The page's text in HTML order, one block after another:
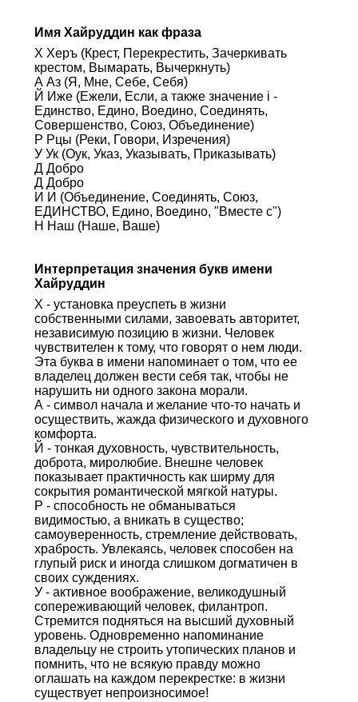
Имя Хайруддин как фраза
Х Херъ (Крест, Перекрестить, Зачеркивать
крестом, Вымарать, Вычеркнуть)
А Аз (Я, Мне, Себе, Себя)
Й Иже (Ежели, Если, а также значение i -
Единство, Едино, Воедино, Соединять,
Совершенство, Союз, Объединение)
Р Рцы (Реки, Говори, Изречения)
У Ук (Оук, Указ, Указывать, Приказывать)
Д Добро
Д Добро
И И (Объединение, Соединять, Союз,
ЕДИНСТВО, Едино, Воедино, "Вместе с")
Н Наш (Наше, Ваше)
Интерпретация значения букв имени
Хайруддин
Х - установка преуспеть в жизни
собственными силами, завоевать авторитет,
независимую позицию в жизни. Человек
чувствителен к тому, что говорят о нем люди.
Эта буква в имени напоминает о том, что ее
владелец должен вести себя так, чтобы не
нарушить ни одного закона морали.
А - символ начала и желание что-то начать и
осуществить, жажда физического и духовного
комфорта.
Й - тонкая духовность, чувствительность,
доброта, миролюбие. Внешне человек
показывает практичность как ширму для
сокрытия романтической мягкой натуры.
Р - способность не обманываться
видимостью, а вникать в существо;
самоуверенность, стремление действовать,
храбрость. Увлекаясь, человек способен на
глупый риск и иногда слишком догматичен в
своих суждениях.
У - активное воображение, великодушный
сопереживающий человек, филантроп.
Стремится подняться на высший духовный
уровень. Одновременно напоминание
владельцу не строить утопических планов и
помнить, что не всякую правду можно
оглашать на каждом перекрестке: в жизни
существует непроизносимое!